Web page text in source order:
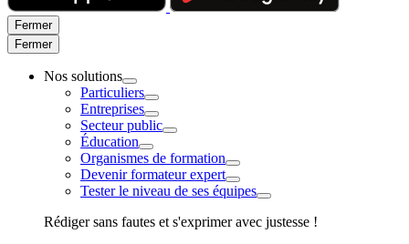
Fermer
Fermer
Nos solutions
Particuliers
Entreprises
Secteur public
Éducation
Organismes de formation
Devenir formateur expert
Tester le niveau de ses équipes
Rédiger sans fautes et s'exprimer avec justesse !